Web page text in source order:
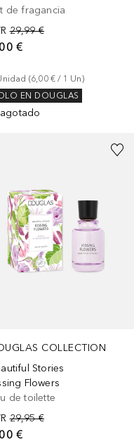
de fragancia
29,99 €
€
(6,00 € / 1 Un)
EN DOUGLAS
agotado
COLLECTION
Stories
Flowers
de toilette
29,95 €
€